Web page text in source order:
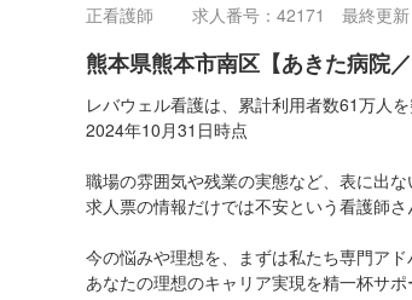
正看護師 求人番号：42171 最終更
熊本県熊本市南区【あきた病院
レバウェル看護は、累計利用者数61万人
2024年10月31日時点
職場の雰囲気や残業の実態など、表に出な
求人票の情報だけでは不安という看護師
今の悩みや理想を、まずは私たち専門アド
あなたの理想のキャリア実現を精一杯サポ